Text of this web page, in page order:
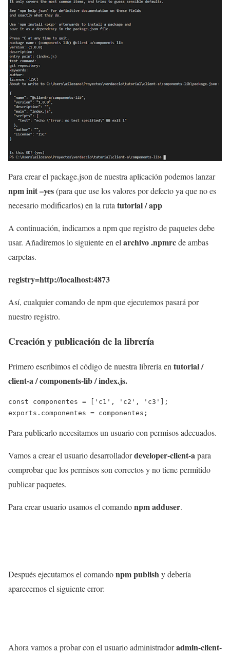
Para crear el package.json de nuestra aplicación podemos lanzar
npm init –yes(para que use los valores por defecto ya que no es
necesario modificarlos) en la ruta tutorial / app
A continuación, indicamos a npm que registro de paquetes debe
usar. Añadiremos lo siguiente en el archivo .npmrcde ambas
carpetas.
registry=http://localhost:4873
Así, cualquier comando de npm que ejecutemos pasará por
nuestro registro.
Creación y publicación de la librería
Primero escribimos el código de nuestra librería en tutorial /
client-a / components-lib / index.js.
const componentes = ['c1', 'c2', 'c3'];
exports.componentes = componentes;
Para publicarlo necesitamos un usuario con permisos adecuados.
Vamos a crear el usuario desarrolladordeveloper-client-apara
comprobar que los permisos son correctos y no tiene permitido
publicar paquetes.
Para crear usuario usamos el comandonpm adduser.
Después ejecutamos el comandonpm publishy debería
aparecernos el siguiente error:
Ahora vamos a probar con el usuario administradoradmin-client-